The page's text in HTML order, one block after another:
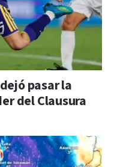
pasar la
del Clausura